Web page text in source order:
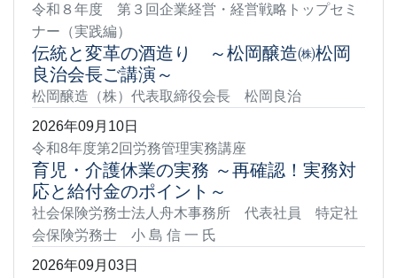
令和８年度 第３回企業経営・経営戦略トップセミ
ナー（実践編）
伝統と変革の酒造り ～松岡醸造㈱松岡
良治会長ご講演～
松岡醸造（株）代表取締役会長 松岡良治
2026年09月10日
令和8年度第2回労務管理実務講座
育児・介護休業の実務 ～再確認！実務対
応と給付金のポイント～
社会保険労務士法人舟木事務所 代表社員 特定社
会保険労務士 小 島 信 一 氏
2026年09月03日